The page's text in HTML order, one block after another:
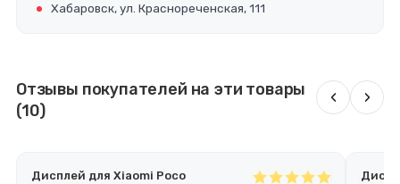
Хабаровск, ул. Краснореченская, 111
Отзывы покупателей на эти товары
(10)
‹ ›
Дисплей для Xiaomi Poco